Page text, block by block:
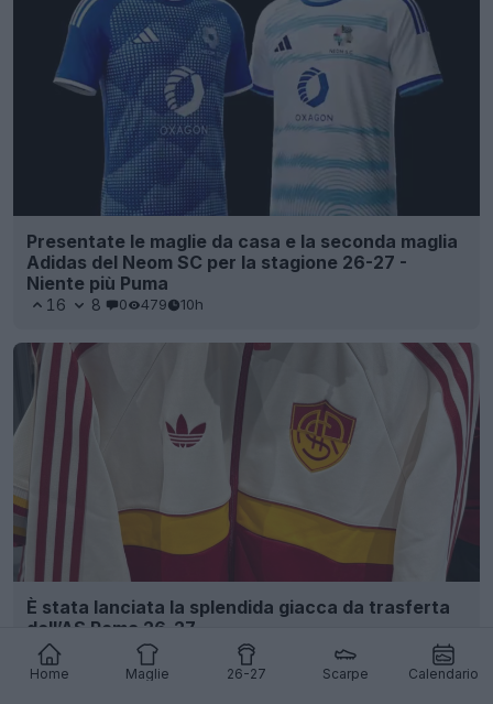
Home Maglie 26-27 Scarpe Calendario
Presentate le maglie da casa e la seconda maglia
Adidas del Neom SC per la stagione 26-27 -
Niente più Puma
16 8 0 479 10h
È stata lanciata la splendida giacca da trasferta
dell’AS Roma 26-27
UFFICIALE 32 2.1K